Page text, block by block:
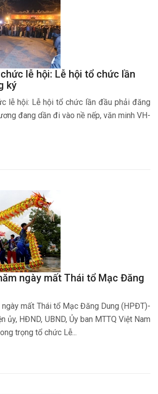
lễ hội: Lễ hội tổ chức lần
ký
lễ hội: Lễ hội tổ chức lần đầu phải đăng
đang dần đi vào nề nếp, văn minh VH-
ngày mất Thái tổ Mạc Đăng
ngày mất Thái tổ Mạc Đăng Dung (HPĐT)-
ủy, HĐND, UBND, Ủy ban MTTQ Việt Nam
trọng tổ chức Lễ...